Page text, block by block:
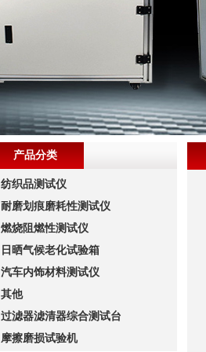
产品分类
纺织品测试仪
耐磨划痕磨耗性测试仪
燃烧阻燃性测试仪
日晒气候老化试验箱
汽车内饰材料测试仪
其他
过滤器滤清器综合测试台
摩擦磨损试验机